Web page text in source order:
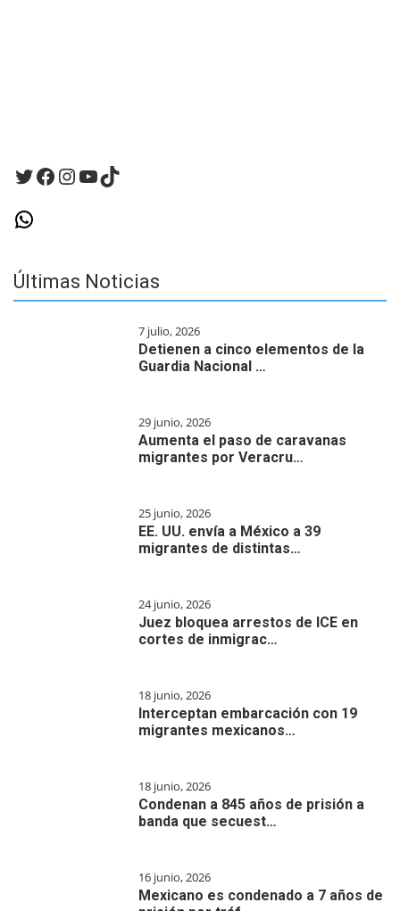
Twitter
Facebook
Instagram
YouTube
TikTok
WhatsApp
Últimas Noticias
7 julio, 2026
Detienen a cinco elementos de la
Guardia Nacional …
29 junio, 2026
Aumenta el paso de caravanas
migrantes por Veracru…
25 junio, 2026
EE. UU. envía a México a 39
migrantes de distintas…
24 junio, 2026
Juez bloquea arrestos de ICE en
cortes de inmigrac…
18 junio, 2026
Interceptan embarcación con 19
migrantes mexicanos…
18 junio, 2026
Condenan a 845 años de prisión a
banda que secuest…
16 junio, 2026
Mexicano es condenado a 7 años de